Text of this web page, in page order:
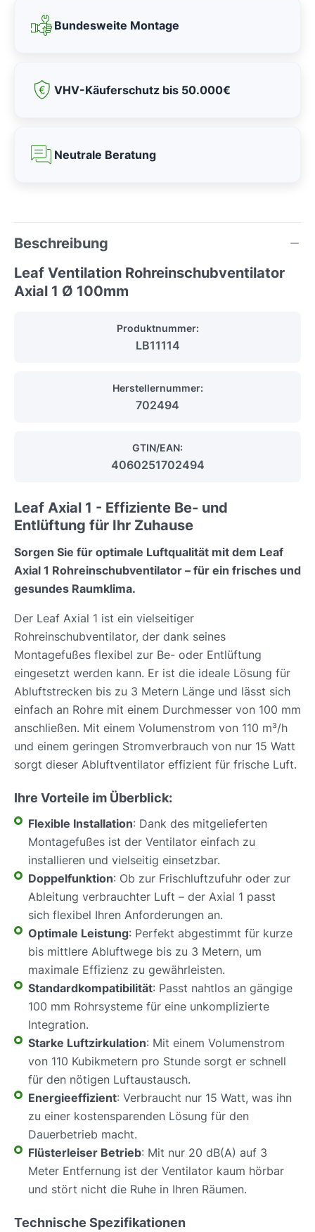
Bundesweite Montage
VHV-Käuferschutz bis 50.000€
Neutrale Beratung
Beschreibung
Leaf Ventilation Rohreinschubventilator
Axial 1 Ø 100mm
Produktnummer:
LB11114
Herstellernummer:
702494
GTIN/EAN:
4060251702494
Leaf Axial 1 - Effiziente Be- und
Entlüftung für Ihr Zuhause
Sorgen Sie für optimale Luftqualität mit dem Leaf
Axial 1 Rohreinschubventilator – für ein frisches und
gesundes Raumklima.
Der Leaf Axial 1 ist ein vielseitiger
Rohreinschubventilator, der dank seines
Montagefußes flexibel zur Be- oder Entlüftung
eingesetzt werden kann. Er ist die ideale Lösung für
Abluftstrecken bis zu 3 Metern Länge und lässt sich
einfach an Rohre mit einem Durchmesser von 100 mm
anschließen. Mit einem Volumenstrom von 110 m³/h
und einem geringen Stromverbrauch von nur 15 Watt
sorgt dieser Abluftventilator effizient für frische Luft.
Ihre Vorteile im Überblick:
Flexible Installation: Dank des mitgelieferten
Montagefußes ist der Ventilator einfach zu
installieren und vielseitig einsetzbar.
Doppelfunktion: Ob zur Frischluftzufuhr oder zur
Ableitung verbrauchter Luft – der Axial 1 passt
sich flexibel Ihren Anforderungen an.
Optimale Leistung: Perfekt abgestimmt für kurze
bis mittlere Abluftwege bis zu 3 Metern, um
maximale Effizienz zu gewährleisten.
Standardkompatibilität: Passt nahtlos an gängige
100 mm Rohrsysteme für eine unkomplizierte
Integration.
Starke Luftzirkulation: Mit einem Volumenstrom
von 110 Kubikmetern pro Stunde sorgt er schnell
für den nötigen Luftaustausch.
Energieeffizient: Verbraucht nur 15 Watt, was ihn
zu einer kostensparenden Lösung für den
Dauerbetrieb macht.
Flüsterleiser Betrieb: Mit nur 20 dB(A) auf 3
Meter Entfernung ist der Ventilator kaum hörbar
und stört nicht die Ruhe in Ihren Räumen.
Technische Spezifikationen